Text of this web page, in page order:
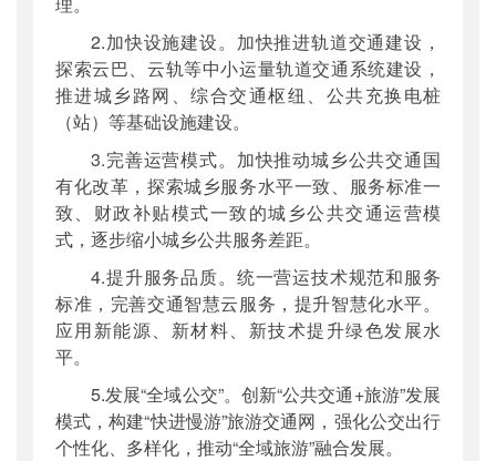
2.加快设施建设。加快推进轨道交通建设，
探索云巴、云轨等中小运量轨道交通系统建设，
推进城乡路网、综合交通枢纽、公共充换电桩
（站）等基础设施建设。
3.完善运营模式。加快推动城乡公共交通国
有化改革，探索城乡服务水平一致、服务标准一
致、财政补贴模式一致的城乡公共交通运营模
式，逐步缩小城乡公共服务差距。
4.提升服务品质。统一营运技术规范和服务
标准，完善交通智慧云服务，提升智慧化水平。
应用新能源、新材料、新技术提升绿色发展水
平。
5.发展“全域公交”。创新“公共交通+旅游”发展
模式，构建“快进慢游”旅游交通网，强化公交出行
个性化、多样化，推动“全域旅游”融合发展。